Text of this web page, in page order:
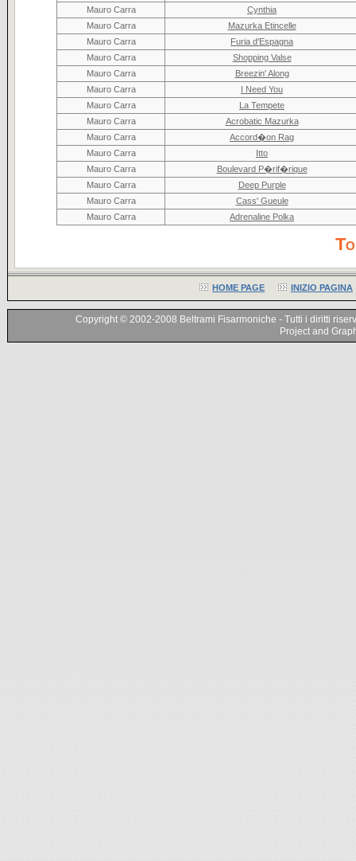
Mauro Carra
Cynthia
Mauro Carra
Mazurka Etincelle
Mauro Carra
Furia d'Espagna
Mauro Carra
Shopping Valse
Mauro Carra
Breezin' Along
Mauro Carra
I Need You
Mauro Carra
La Tempete
Mauro Carra
Acrobatic Mazurka
Mauro Carra
Accord�on Rag
Mauro Carra
Itto
Mauro Carra
Boulevard P�rif�rique
Mauro Carra
Deep Purple
Mauro Carra
Cass' Gueule
Mauro Carra
Adrenaline Polka
HOME PAGE INIZIO PAGINA
Copyright © 2002-2008 Beltrami Fisarmoniche - Tutti i diritti
Project and